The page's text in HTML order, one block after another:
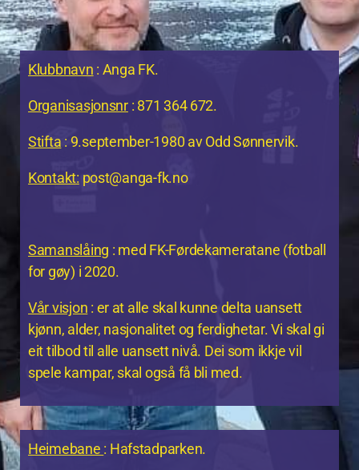
Klubbnavn : Anga FK.
Organisasjonsnr: 871 364 672.
Stifta : 9.september-1980 av Odd Sønnervik.
Kontakt: post@anga-fk.no
Samanslåing : med FK-Førdekameratane (fotball
for gøy) i 2020.
Vår visjon : er at alle skal kunne delta uansett
kjønn, alder, nasjonalitet og ferdighetar. Vi skal gi
eit tilbod til alle uansett nivå. Dei som ikkje vil
spele kampar, skal også få bli med.
Heimebane : Hafstadparken.